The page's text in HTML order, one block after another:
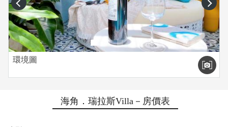
prev next
環境圖
海角．瑞拉斯Villa－房價表